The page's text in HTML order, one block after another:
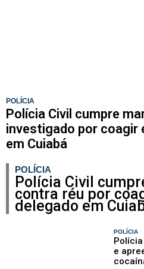
POLÍCIA
Polícia Civil cumpre
investigado por coagir
em Cuiabá
POLÍCIA
Polícia Civil
contra réu por
delegado em
POLÍCIA
e